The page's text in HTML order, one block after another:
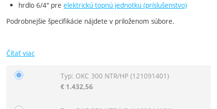
hrdlo 6/4" preelektrickú topnú jednotku (príslušenstvo)
Podrobnejšie špecifikácie nájdete v priloženom súbore.
Čítať viac
Zvoľte variantTyp: OKC 300 NTR/HP(121091401)
€ 1.432,56